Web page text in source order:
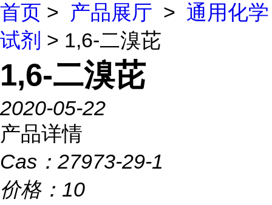
首页 > 产品展厅 > 通用化学
试剂 > 1,6-二溴芘
1,6-二溴芘
2020-05-22
产品详情
Cas： 27973-29-1
价格： 10